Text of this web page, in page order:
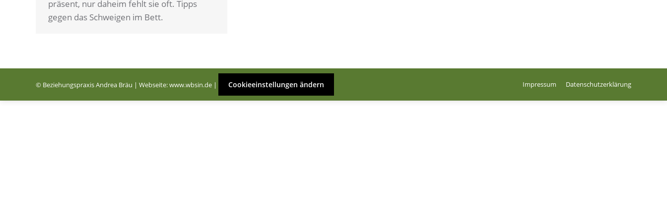
präsent, nur daheim fehlt sie oft. Tipps
gegen das Schweigen im Bett.
© Beziehungspraxis Andrea Bräu | Webseite:www.wbsin.de | Cookieeinstellungen ändern Impressum Datenschutzerklärung